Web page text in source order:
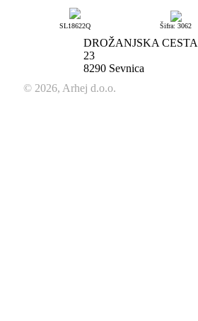
SL18622Q Šifra: 3062
DROŽANJSKA CESTA
23
8290 Sevnica
© 2026, Arhej d.o.o.